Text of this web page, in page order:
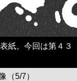
紙。今回は第４３
（5/7）